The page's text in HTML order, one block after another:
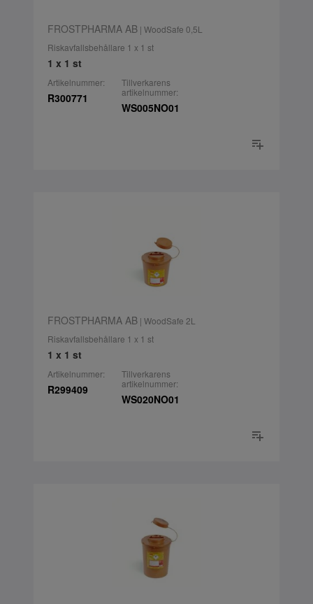
FROSTPHARMA AB| WoodSafe 0,5L
Riskavfallsbehållare 1 x 1 st
1 x 1 st
Artikelnummer:
R300771
Tillverkarens
artikelnummer:
WS005NO01
FROSTPHARMA AB| WoodSafe 2L
Riskavfallsbehållare 1 x 1 st
1 x 1 st
Artikelnummer:
R299409
Tillverkarens
artikelnummer:
WS020NO01